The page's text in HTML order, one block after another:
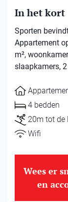
In het kort
Sporten
Appartement
m²,
slaapkamers,
4 bedden
20m tot de
Wifi
Wees er
en